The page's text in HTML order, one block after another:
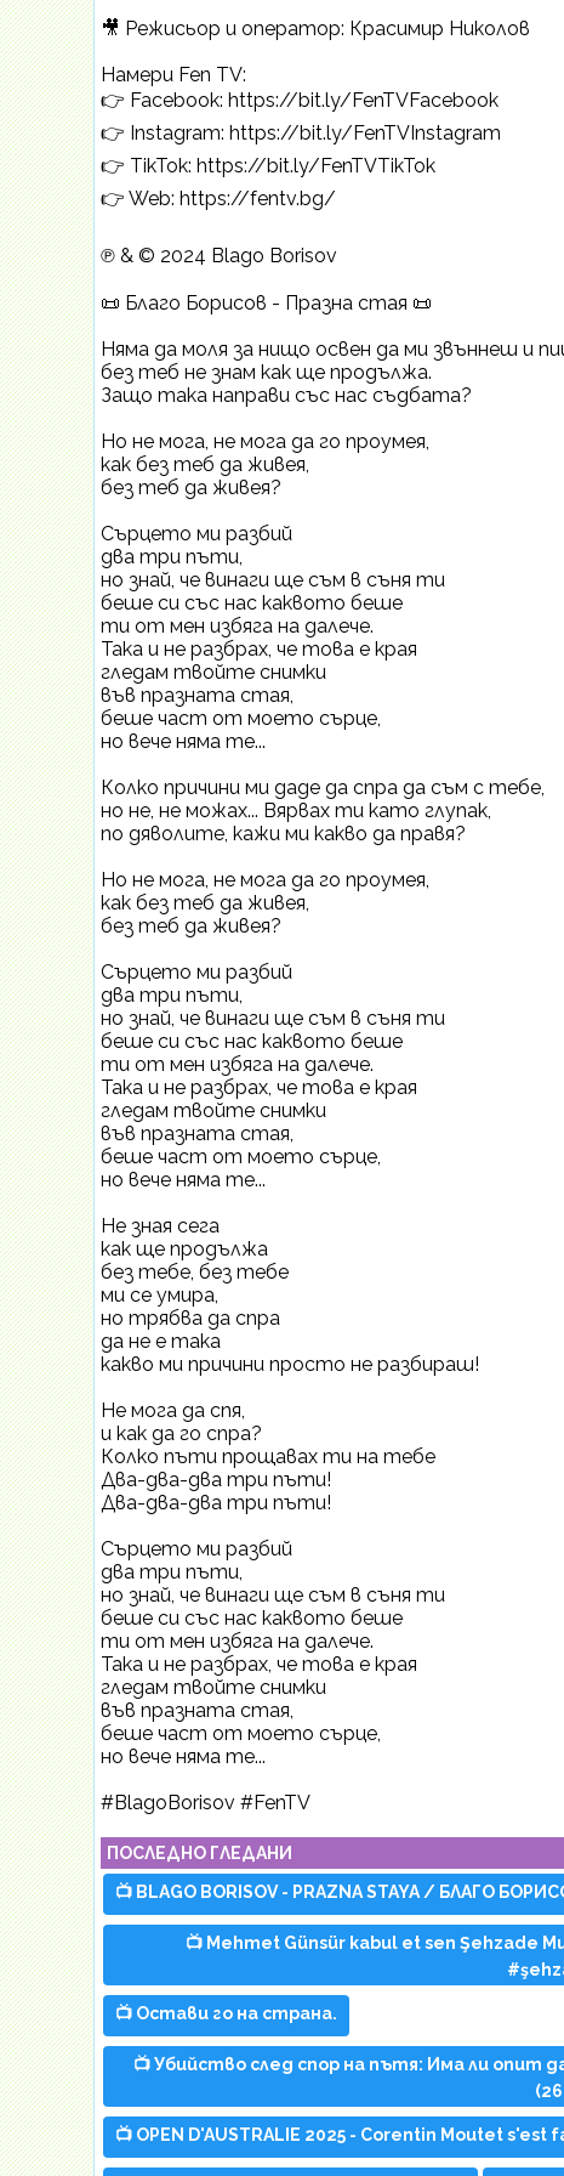
🎥 Режисьор и оператор: Красимир Николов
Намери Fen TV:
👉 Facebook: https://bit.ly/FenTVFacebook
👉 Instagram: https://bit.ly/FenTVInstagram
👉 TikTok: https://bit.ly/FenTVTikTok
👉 Web: https://fentv.bg/
℗ & ©️ 2024 Blago Borisov
📜 Благо Борисов - Празна стая 📜
Няма да моля за нищо освен да ми звъннеш и
без теб не знам как ще продължа.
Защо така направи със нас съдбата?
Но не мога, не мога да го проумея,
как без теб да живея,
без теб да живея?
Сърцето ми разбий
два три пъти,
но знай, че винаги ще съм в съня ти
беше си със нас каквото беше
ти от мен избяга на далече.
Така и не разбрах, че това е края
гледам твойте снимки
във празната стая,
беше част от моето сърце,
но вече няма те...
Колко причини ми даде да спра да съм с тебе,
но не, не можах... Вярвах ти като глупак,
по дяволите, кажи ми какво да правя?
Но не мога, не мога да го проумея,
как без теб да живея,
без теб да живея?
Сърцето ми разбий
два три пъти,
но знай, че винаги ще съм в съня ти
беше си със нас каквото беше
ти от мен избяга на далече.
Така и не разбрах, че това е края
гледам твойте снимки
във празната стая,
беше част от моето сърце,
но вече няма те...
Не зная сега
как ще продължа
без тебе, без тебе
ми се умира,
но трябва да спра
да не е така
какво ми причини просто не разбираш!
Не мога да спя,
и как да го спра?
Колко пъти прощавах ти на тебе
Два-два-два три пъти!
Два-два-два три пъти!
Сърцето ми разбий
два три пъти,
но знай, че винаги ще съм в съня ти
беше си със нас каквото беше
ти от мен избяга на далече.
Така и не разбрах, че това е края
гледам твойте снимки
във празната стая,
беше част от моето сърце,
но вече няма те...
#BlagoBorisov #FenTV
ПОСЛЕДНО ГЛЕДАНИ
📺 BLAGO BORISOV - PRAZNA STAYA / БЛАГО
📺 Mehmet Günsür kabul et sen Şehzade
📺 Остави го на страна.
📺 Убийство след спор на пътя: Има ли опит
📺 OPEN D'AUSTRALIE 2025 - Corentin Moutet